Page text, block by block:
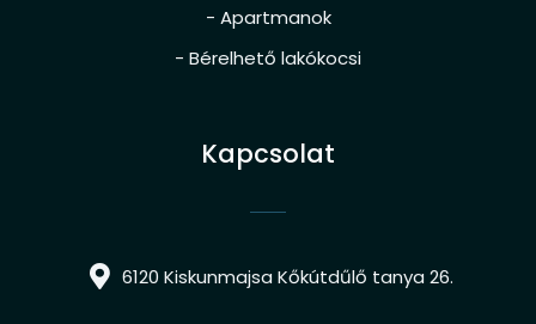
- Apartmanok
- Bérelhető lakókocsi
Kapcsolat
6120 Kiskunmajsa Kőkútdűlő tanya 26.